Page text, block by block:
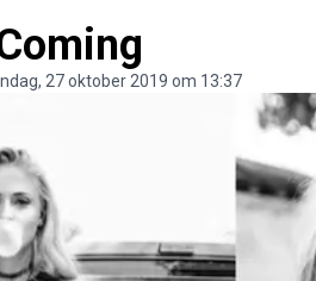
27 oktober 2019 om 13:37